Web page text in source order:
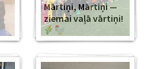
Mārtiņi, Mārtiņi —
ziemai vaļā vārtiņi!